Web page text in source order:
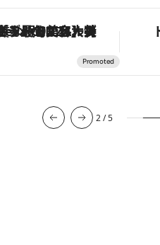
【銀座で出合う最旬美容】美髪ケアや上質な眠り…セルフケアのアップデートから、特別な名入れギフトまで。大人のための「ReFa GINZA」クルーズ
2/5